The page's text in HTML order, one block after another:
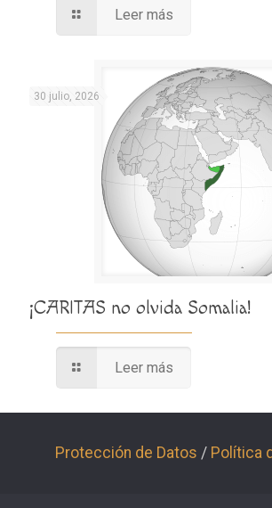
Leer más
30 julio, 2026
¡CARITAS no olvida Somalia!
Leer más
Protección de Datos / Política